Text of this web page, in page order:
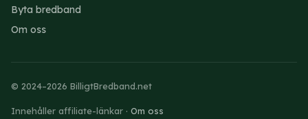
Byta bredband
Om oss
© 2024–2026 BilligtBredband.net
Innehåller affiliate-länkar · Om oss